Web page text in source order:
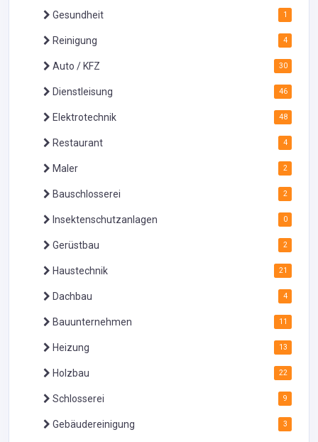
Gesundheit 1
Reinigung 4
Auto / KFZ 30
Dienstleisung 46
Elektrotechnik 48
Restaurant 4
Maler 2
Bauschlosserei 2
Insektenschutzanlagen 0
Gerüstbau 2
Haustechnik 21
Dachbau 4
Bauunternehmen 11
Heizung 13
Holzbau 22
Schlosserei 9
Gebäudereinigung 3